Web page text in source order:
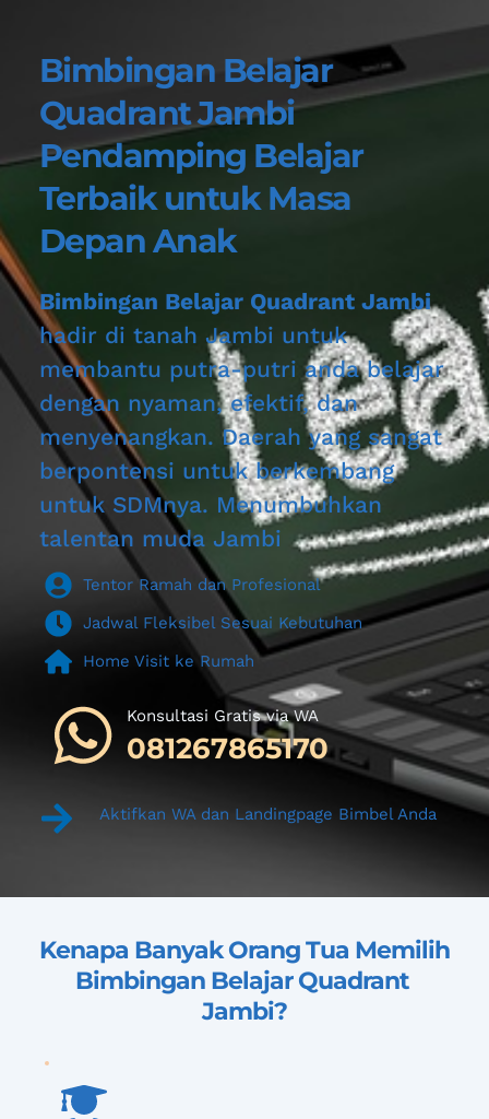
Bimbingan Belajar
Quadrant Jambi
Pendamping Belajar
Terbaik untuk Masa
Depan Anak
Bimbingan Belajar Quadrant Jambi
hadir di tanah Jambi untuk
membantu putra-putri anda belajar
dengan nyaman, efektif, dan
menyenangkan. Daerah yang sangat
berpontensi untuk berkembang
untuk SDMnya. Menumbuhkan
talentan muda Jambi
Tentor Ramah dan Profesional
Jadwal Fleksibel Sesuai Kebutuhan
Home Visit ke Rumah
Konsultasi Gratis via WA
081267865170
Aktifkan WA dan Landingpage Bimbel Anda
Kenapa Banyak Orang Tua Memilih
Bimbingan Belajar Quadrant
Jambi?